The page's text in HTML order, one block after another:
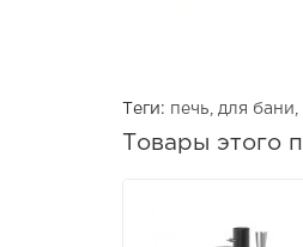
Теги: печь для бани
Товары этого